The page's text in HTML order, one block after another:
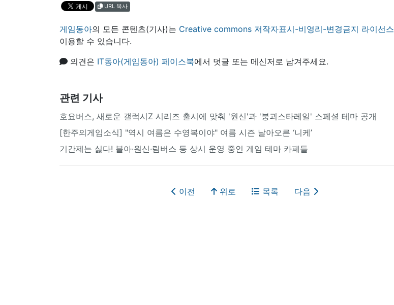
URL 복사
게임동아의 모든 콘텐츠(기사)는 Creative commons 저작자표시-비영리-변경금지 라이선스
이용할 수 있습니다.
의견은 IT동아(게임동아) 페이스북에서 덧글 또는 메신저로 남겨주세요.
관련 기사
호요버스, 새로운 갤럭시Z 시리즈 출시에 맞춰 '원신'과 '붕괴스타레일' 스페셜 테마 공개
[한주의게임소식] "역시 여름은 수영복이야" 여름 시즌 날아오른 ‘니케’
기간제는 싫다! 블아·원신·림버스 등 상시 운영 중인 게임 테마 카페들
이전 위로 목록 다음